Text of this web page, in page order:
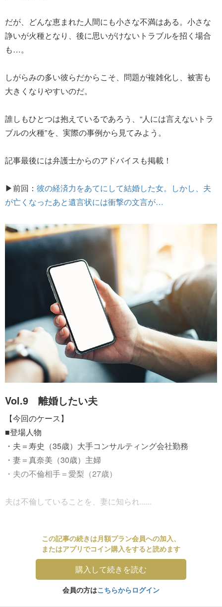
だが、どんな恵まれた人間にも小さな不満はある。小さな
諍いが火種となり、後に思いがけないトラブルを招く場合
も…。
しがらみの多い彼らだからこそ、問題が複雑化し、被害も
大きくなりやすいのだ。
誰しもひとつは抱えているであろう、“人には言えないトラ
ブルの火種”を、実際の事例から見てみよう。
記事最後には弁護士からのアドバイスも掲載！
▶前回： 彼の経済力をあてにして結婚した女。しかし、夫
が亡くなったあと遺言状には衝撃の文言が…
Vol.9 離婚したい夫
【今回のケース】
■登場人物
・夫＝寿史（35歳）大手コンサルティング会社勤務
・妻＝真奈美（30歳）主婦
・夫の不倫相手＝愛梨（27歳）
夫は不倫していることを、妻に知られ......
この記事の続きは月額プラン会員への加入、
またはアプリでコイン購入をすると読めます
購入して続きを読む
会員の方はこちらからログイン